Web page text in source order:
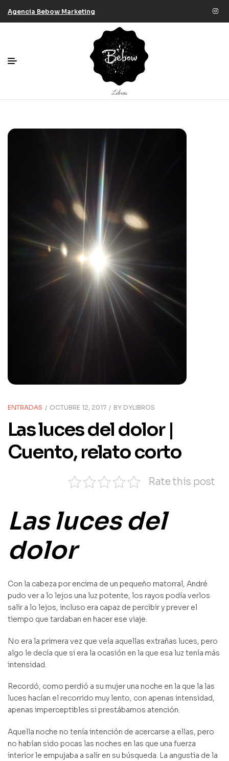
Agencia Bebow Marketing
ENTRADAS OCTUBRE 12, 2017 BY DYLIBROS
Las luces del dolor |
Cuento, relato corto
Rate this post
Las luces del
dolor
Con la cabeza por encima de un pequeño matorral, André
pudo ver a lo lejos una luz potente, los rayos podía verlos
salir a lo lejos, incluso era capaz de percibir y prever el
tiempo que tardaban en hacer ese viaje.
No era la primera vez que veía aquellas extrañas luces, pero
algo le decía que si era la ocasión en la que esa luz tenía más
intensidad.
Recordó, como perdió a su mujer una noche en la que la las
luces hacían el recorrido muy lento, con apenas intensidad,
apenas imperceptibles si prestábamos atención.
Aquella noche no tenía intención de acercarse a ellas, pero
no habían sido pocas las noches en las que una fuerza
interior le empujaba a salir en su búsqueda. La angustia de la